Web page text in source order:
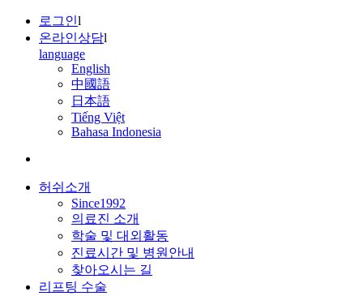
로그인l
온라인상담l
language
English
中國語
日本語
Tiếng Việt
Bahasa Indonesia
허쉬소개
Since1992
의료진 소개
학술 및 대외활동
진료시간 및 병원안내
찾아오시는 길
리프팅 수술